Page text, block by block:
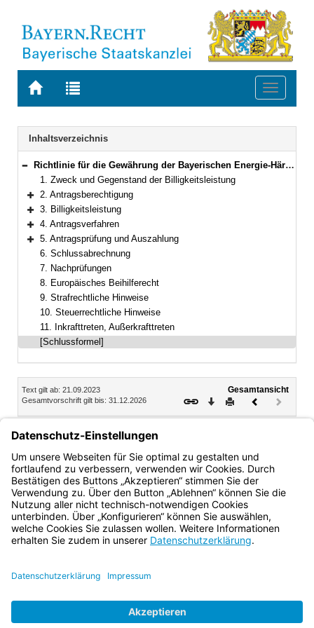
Zur
BAYERN.RECHT
Zur
letzten
Suche
Toggle
Navigation
Inhaltsverzeichnis
Bereich reduzieren
Richtlinie für die Gewährung der Bayerischen Energie-Härtefallhilfe für Unternehmen
1. Zweck und Gegenstand der Billigkeitsleistung
Bereich erweitern
2. Antragsberechtigung
Bereich erweitern
3. Billigkeitsleistung
Bereich erweitern
4. Antragsverfahren
Bereich erweitern
5. Antragsprüfung und Auszahlung
6. Schlussabrechnung
7. Nachprüfungen
8. Europäisches Beihilferecht
9. Strafrechtliche Hinweise
10. Steuerrechtliche Hinweise
11. Inkrafttreten, Außerkrafttreten
[Schlussformel]
Inhalt
Text gilt ab: 21.09.2023
Gesamtvorschrift gilt bis: 31.12.2026
Gesamtansicht
Download
DruckenVorheriges
(inaktiv)
Dr. Sabine Jarothe
Ministerialdirektorin
Bayern.de
BayernPortal
Impressum